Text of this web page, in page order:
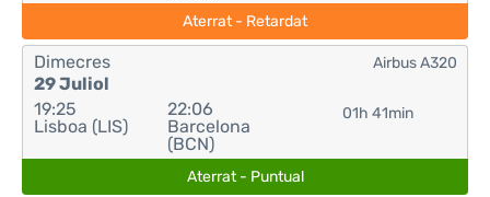
Aterrat - Retardat
Dimecres
29 Juliol
19:25
Lisboa (LIS)
22:06
Barcelona
(BCN)
01h 41min
Airbus A320
Aterrat - Puntual